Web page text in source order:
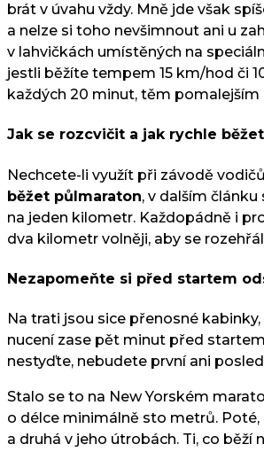
brát v úvahu vždy. Mně jde však
a nelze si toho nevšimnout ani u
v lahvičkách umístěných na
jestli běžíte tempem 15 km/hod či
každých 20 minut, těm
Jak se rozcvičit a jak rychle běžet
Nechcete-li využít při závodě
běžet půlmaraton, v dalším
na jeden kilometr. Každopádně i
dva kilometr volněji, aby se
Nezapomeňte si před startem
Na trati jsou sice přenosné
nucení zase pět minut před
nestyďte, nebudete první ani
Stalo se to na New Yorském
o délce minimálně sto metrů.
a druhá v jeho útrobách. Ti, co